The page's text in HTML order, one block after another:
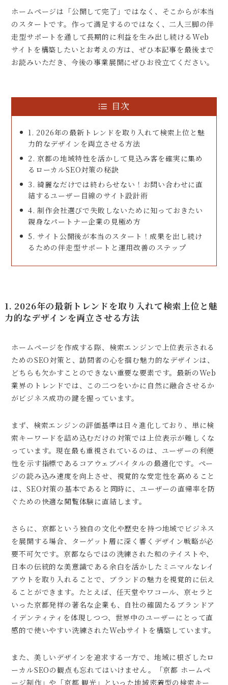
ホームページは「公開して完了」ではなく、そこからが本当
のスタートです。作って満足するのではなく、二人三脚の伴
走型サポートを通して長期的に利益を生み出し続けるWeb
サイトを構築したいとお考えの方は、ぜひ本記事を最後まで
お読みいただき、今後の事業展開にぜひお役立てください。
目次
1. 2026年の最新トレンドを取り入れて検索上位と魅
力的なデザインを両立させる方法
2. 京都の地域特性を活かして見込み客を確実に集め
るローカルSEO対策の秘訣
3. 綺麗なだけでは終わらせない！お問い合わせに直
結するユーザー目線のサイト設計術
4. 制作会社選びで失敗しないために知っておきたい
親身なパートナー企業の見極め方
5. サイト公開後が本当のスタート！成果を出し続け
るための伴走型サポートと運用改善のステップ
1. 2026年の最新トレンドを取り入れて検索上位と魅
力的なデザインを両立させる方法
ホームページを作成する際、検索エンジンで上位表示される
ためのSEO対策と、訪問者の心を掴む魅力的なデザインは、
どちらも欠かすことのできない重要な要素です。最新のWeb
業界のトレンドでは、この二つをいかに自然に融合させるか
がビジネス成功の鍵を握っています。
まず、検索エンジンの評価基準は日々進化しており、単に検
索キーワードを詰め込むだけの対策では上位表示が難しくな
っています。現在最も重視されているのは、ユーザーの利便
性を示す指標であるコアウェブバイタルの最適化です。ペー
ジの読み込み速度を向上させ、視覚的な安定性を高めること
は、SEO対策の基本であると同時に、ユーザーの直帰率を防
ぐための快適な閲覧体験に直結します。
さらに、京都という独自の文化や歴史を持つ地域でビジネス
を展開する場合、ターゲット層に深く響くデザイン戦略が必
要不可欠です。京都ならではの洗練された和のテイストや、
日本の伝統的な美意識である余白を活かしたミニマルなレイ
アウトを取り入れることで、ブランドの魅力を視覚的に伝え
ることができます。たとえば、任天堂やワコール、京セラと
いった京都発祥の著名な企業も、自社の確固たるブランドア
イデンティティを体現しつつ、世界中のユーザーにとって直
感的で使いやすい洗練されたWebサイトを構築しています。
また、美しいデザインを追求する一方で、地域に根ざしたロ
ーカルSEOの観点も忘れてはいけません。「京都 ホームペ
ージ制作」や「京都 観光」といった地域密着型の検索キー